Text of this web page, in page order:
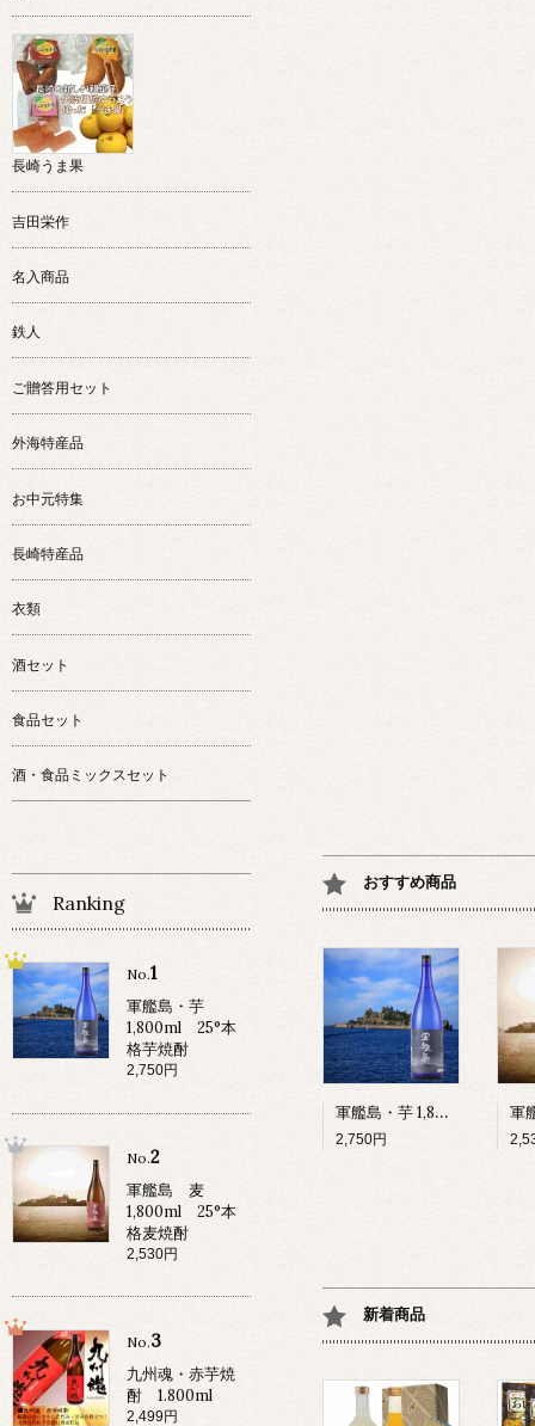
おすすめ商品
軍艦島・芋 1,800ml 25°本格芋焼酎
2,750円
新着商品
長崎うま果
吉田栄作
名入商品
鉄人
ご贈答用セット
外海特産品
お中元特集
長崎特産品
衣類
酒セット
食品セット
酒・食品ミックスセット
Ranking
No.1
軍艦島・芋
1,800ml 25°本
格芋焼酎
2,750円
No.2
軍艦島 麦
1,800ml 25°本
格麦焼酎
2,530円
No.3
九州魂・赤芋焼
酎 1.800ml
2,499円